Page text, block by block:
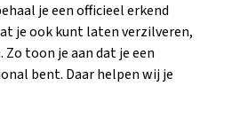
je een officieel erkend
je ook kunt laten verzilveren,
toon je aan dat je een
bent. Daar helpen wij je